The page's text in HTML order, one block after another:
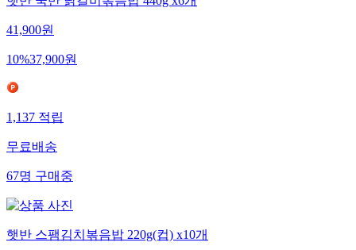
햇반 쿡반 닭갈비볶음밥 440g x6개
41,900원
10%37,900원
1,137적립
무료배송
67명구매중
햇반 스팸김치볶음밥 220g(컵) x10개